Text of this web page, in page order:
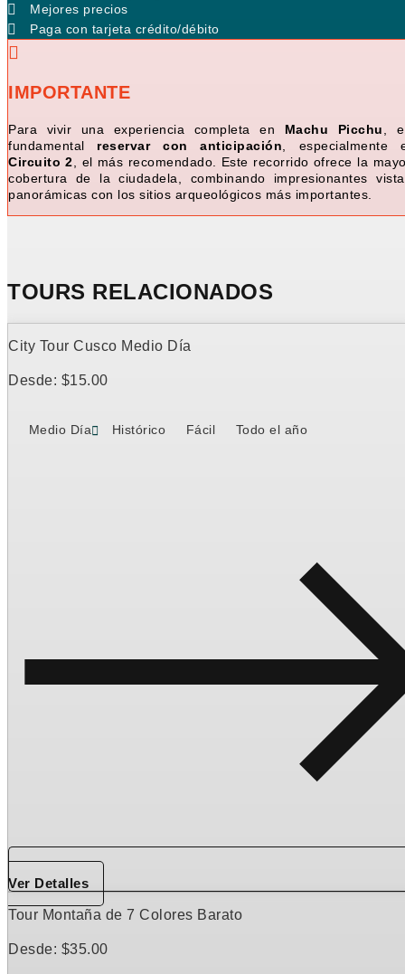
Mejores precios
Paga con tarjeta crédito/débito
IMPORTANTE
Para vivir una experiencia completa en Machu Picchu
,
fundamental reservar con anticipación , especialmente
Circuito 2 , el más recomendado. Este recorrido ofrece la
cobertura de la ciudadela, combinando impresionantes
panorámicas con los sitios arqueológicos más importantes.
TOURS RELACIONADOS
City Tour Cusco Medio Día
Desde: $15.00
Medio Día Histórico Fácil Todo el año
Ver Detalles
Tour Montaña de 7 Colores Barato
Desde: $35.00